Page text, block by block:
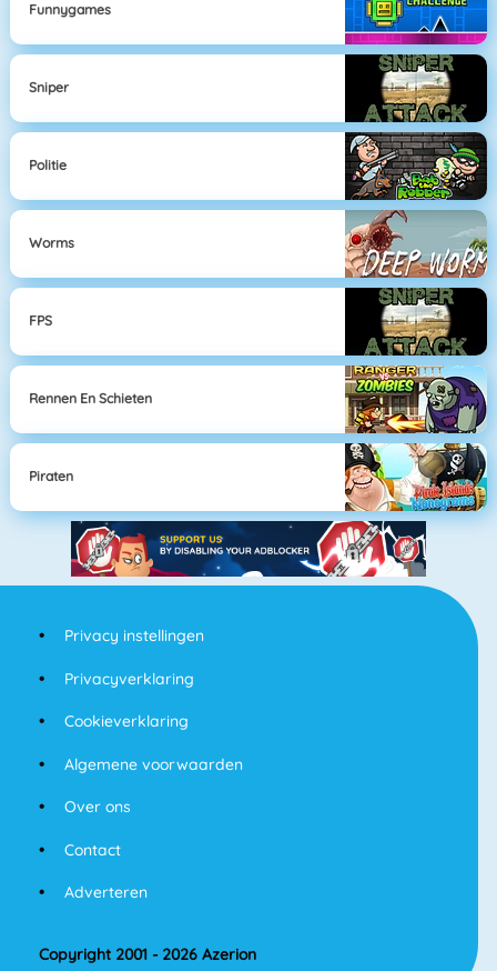
Funnygames
Sniper
Politie
Worms
FPS
Rennen En Schieten
Piraten
Privacy instellingen
Privacyverklaring
Cookieverklaring
Algemene voorwaarden
Over ons
Contact
Adverteren
Copyright 2001 - 2026 Azerion